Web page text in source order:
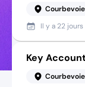
Courbevoie
Il y a 22 jours
Key
Courbevoie